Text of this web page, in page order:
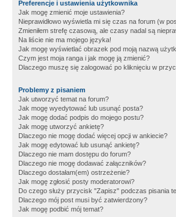
Preferencje i ustawienia użytkownika
Jak mogę zmienić moje ustawienia?
Nieprawidłowo wyświetla mi się czas na forum (w
Zmieniłem strefę czasową, ale czasy nadal są
Na liście nie ma mojego języka!
Jak mogę wyświetlać obrazek pod moją nazwą
Czym jest moja ranga i jak mogę ją zmienić?
Dlaczego muszę się zalogować po kliknięciu w
Problemy z pisaniem
Jak utworzyć temat na forum?
Jak mogę wyedytować lub usunąć posta?
Jak mogę dodać podpis do mojego postu?
Jak mogę utworzyć ankietę?
Dlaczego nie mogę dodać więcej opcji w ankiecie?
Jak mogę edytować lub usunąć ankietę?
Dlaczego nie mam dostępu do forum?
Dlaczego nie mogę dodawać załączników?
Dlaczego dostałam(em) ostrzeżenie?
Jak mogę zgłosić posty moderatorowi?
Do czego służy przycisk "Zapisz" podczas pisania
Dlaczego mój post musi być zatwierdzony?
Jak mogę podbić mój temat?